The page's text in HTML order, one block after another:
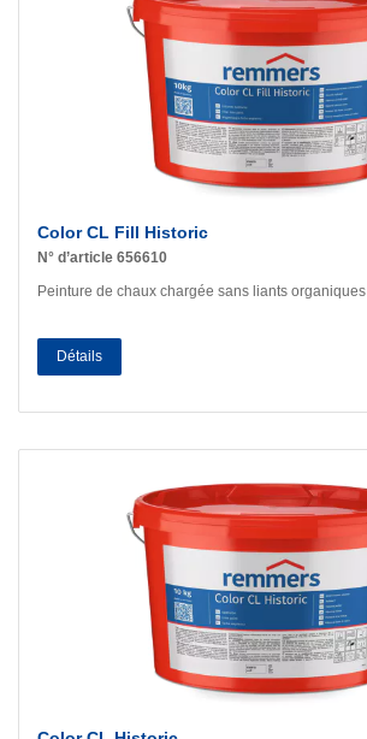
Color CL Fill Historic
N° d’article 656610
Peinture de chaux chargée sans liants organiques
Détails